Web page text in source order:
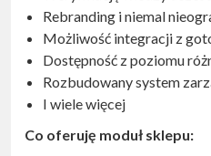
Rebranding i niemal
Możliwość integracji z
Dostępność z poziomu
Rozbudowany system
I wiele więcej
Co oferuję moduł sklepu: